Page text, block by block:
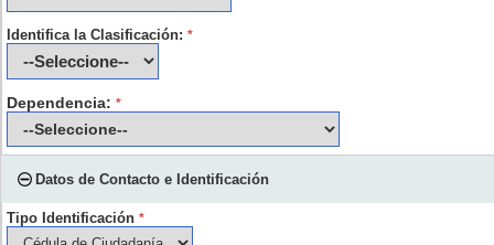
Identifica la Clasificación: *
Dependencia: *
Datos de Contacto e Identificación
Tipo Identificación *